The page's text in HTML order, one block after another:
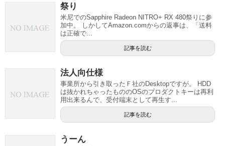
祭り
米尼でのSapphire Radeon NITRO+ RX 480祭りに参
加中。 しかしてAmazon.comからの返事は、「送料
は正確で...
記事を読む
法人向仕様
事業所から引き取ったＦ社のDesktopですが。 HDD
は抜かれちゃったもののOSのプロダクトキーは再利
用出来るんで、受付端末として再生す...
記事を読む
うーん